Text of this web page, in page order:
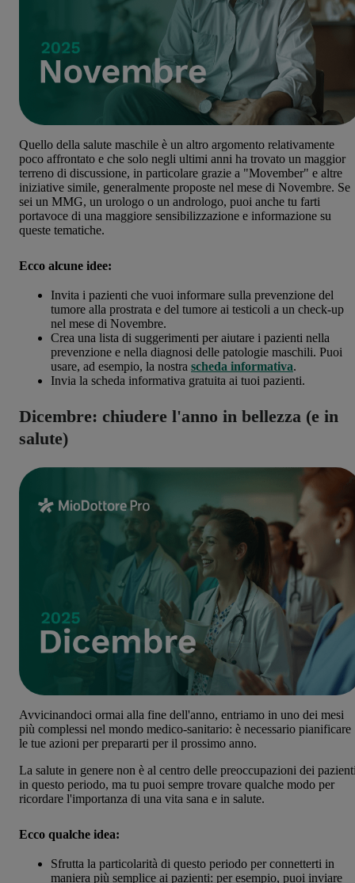
Quello della salute maschile è un altro argomento relativamente
poco affrontato e che solo negli ultimi anni ha trovato un maggior
terreno di discussione, in particolare grazie a "Movember" e altre
iniziative simile, generalmente proposte nel mese di Novembre. Se
sei un MMG, un urologo o un andrologo, puoi anche tu farti
portavoce di una maggiore sensibilizzazione e informazione su
queste tematiche.
Ecco alcune idee:
Invita i pazienti che vuoi informare sulla prevenzione del
tumore alla prostrata e del tumore ai testicoli a un check-up
nel mese di Novembre.
Crea una lista di suggerimenti per aiutare i pazienti nella
prevenzione e nella diagnosi delle patologie maschili. Puoi
usare, ad esempio, la nostra scheda informativa.
Invia la scheda informativa gratuita ai tuoi pazienti.
Dicembre: chiudere l'anno in bellezza (e in
salute)
Avvicinandoci ormai alla fine dell'anno, entriamo in uno dei mesi
più complessi nel mondo medico-sanitario: è necessario pianificare
le tue azioni per prepararti per il prossimo anno.
La salute in genere non è al centro delle preoccupazioni dei
in questo periodo, ma tu puoi sempre trovare qualche modo per
ricordare l'importanza di una vita sana e in salute.
Ecco qualche idea:
Sfrutta la particolarità di questo periodo per connetterti in
maniera più semplice ai pazienti: per esempio, puoi inviare